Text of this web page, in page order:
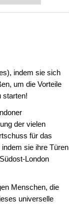
indem sie sich
um die Vorteile
starten!
der vielen
für das
sie ihre Türen
London
Menschen, die
universelle